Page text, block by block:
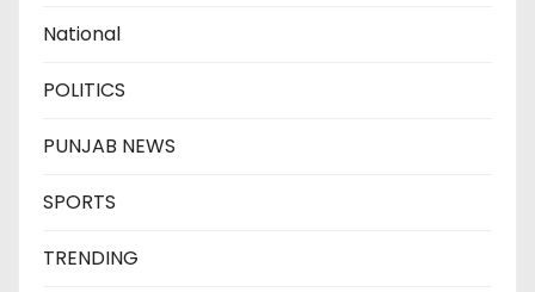
National
POLITICS
PUNJAB NEWS
SPORTS
TRENDING